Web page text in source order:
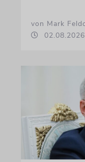
von Mark
02.08.2026